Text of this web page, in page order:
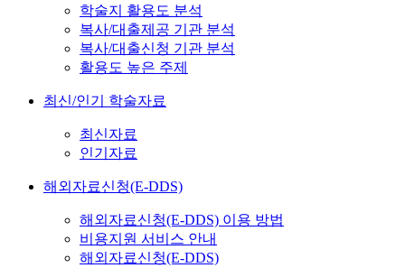
학술지 활용도 분석
복사/대출제공 기관 분석
복사/대출신청 기관 분석
활용도 높은 주제
최신/인기 학술자료
최신자료
인기자료
해외자료신청(E-DDS)
해외자료신청(E-DDS) 이용 방법
비용지원 서비스 안내
해외자료신청(E-DDS)